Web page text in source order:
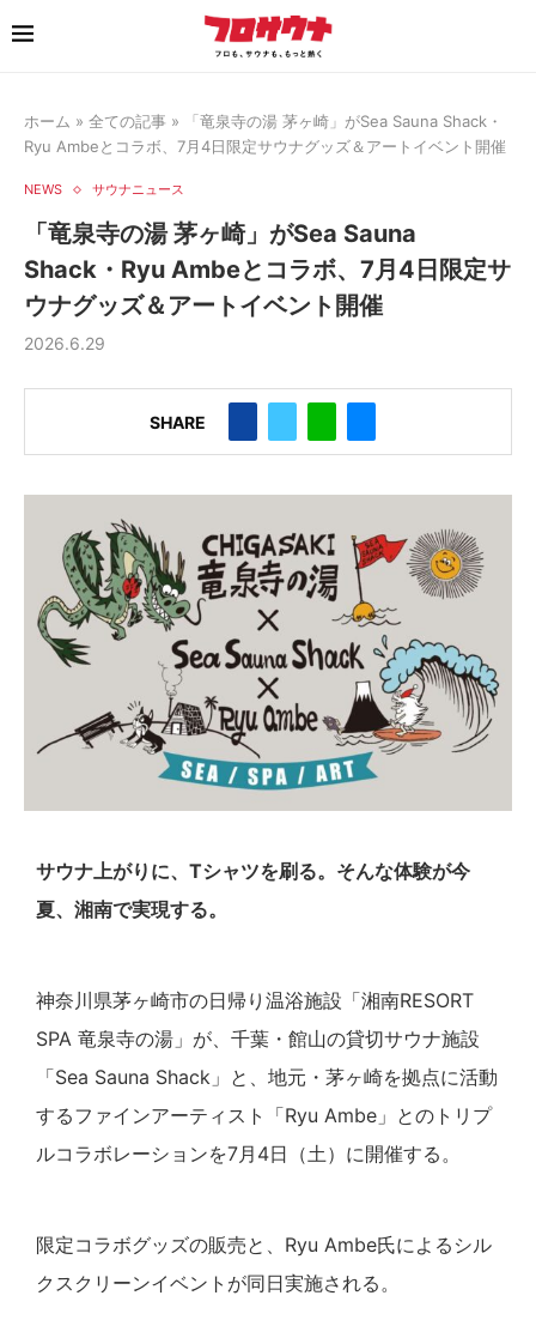
ホーム » 全ての記事 »
「竜泉寺の湯 茅ヶ崎」がSea Sauna Shack・
Ryu Ambeとコラボ、7月4日限定サウナグッズ＆アートイベント開催
NEWS サウナニュース
「竜泉寺の湯 茅ヶ崎」がSea Sauna
Shack・Ryu Ambeとコラボ、7月4日限定サ
ウナグッズ＆アートイベント開催
2026.6.29
SHARE
サウナ上がりに、Tシャツを刷る。そんな体験が今
夏、湘南で実現する。
神奈川県茅ヶ崎市の日帰り温浴施設「湘南RESORT
SPA 竜泉寺の湯」が、千葉・館山の貸切サウナ施設
「Sea Sauna Shack」と、地元・茅ヶ崎を拠点に活動
するファインアーティスト「Ryu Ambe」とのトリプ
ルコラボレーションを7月4日（土）に開催する。
限定コラボグッズの販売と、Ryu Ambe氏によるシル
クスクリーンイベントが同日実施される。